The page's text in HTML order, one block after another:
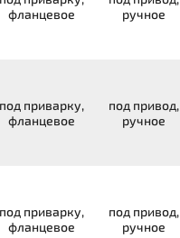
фланцевое
ручное
под приварку,
фланцевое
под привод,
ручное
под приварку,
фланцевое
под привод,
ручное